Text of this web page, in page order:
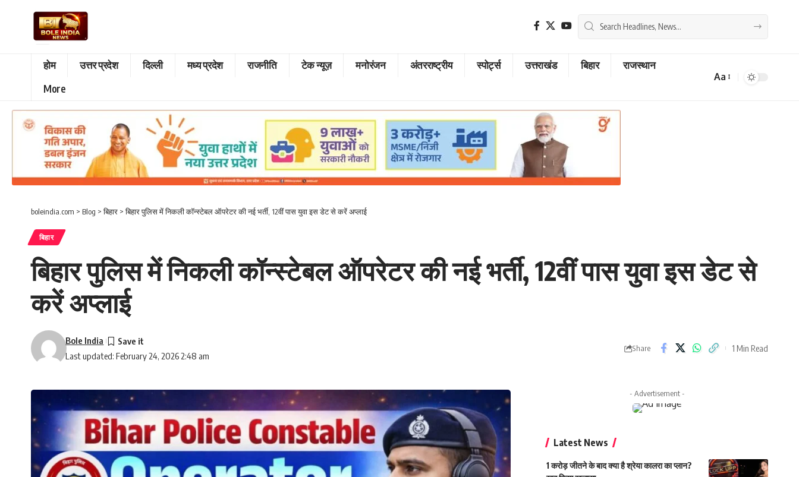
होम उत्तर प्रदेश दिल्ली मध्य प्रदेश राजनीति टेक न्यूज़ मनोरंजन अंतरराष्ट्रीय स्पोर्ट्स उत्तराखंड बिहार
राजस्थान
More
Font
Aa
boleindia.com > Blog >बिहार >बिहार पुलिस में निकली कॉन्स्टेबल ऑपरेटर की नई भर्ती, 12वीं पास युवा इस डेट से करें अप्लाई
बिहार
बिहार पुलिस में निकली कॉन्स्टेबल ऑपरेटर की नई भर्ती, 12वीं पास युवा इस डेट से
करें अप्लाई
Last updated: February 24, 2026 2:48 am
Bole India
Share 1 Min Read
- Advertisement -
Latest News
1 करोड़ जीतने के बाद क्या है श्रेया कालरा का प्लान?